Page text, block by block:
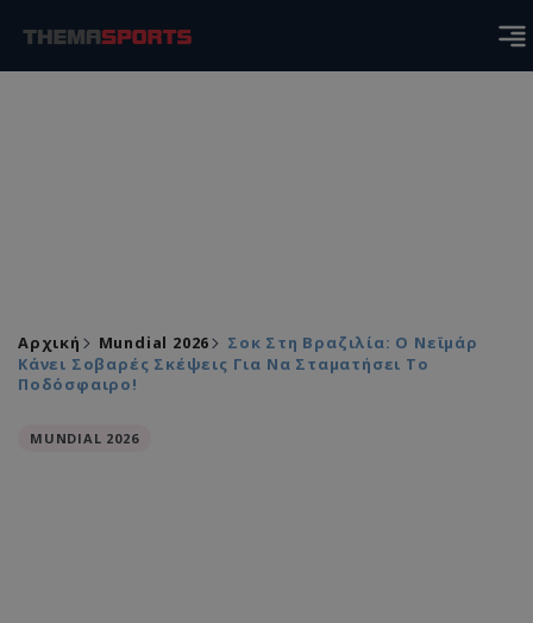
Αρχική Mundial 2026
Σοκ Στη Βραζιλία: Ο Νεϊμάρ
Κάνει Σοβαρές Σκέψεις Για Να Σταματήσει Το
Ποδόσφαιρο!
MUNDIAL 2026